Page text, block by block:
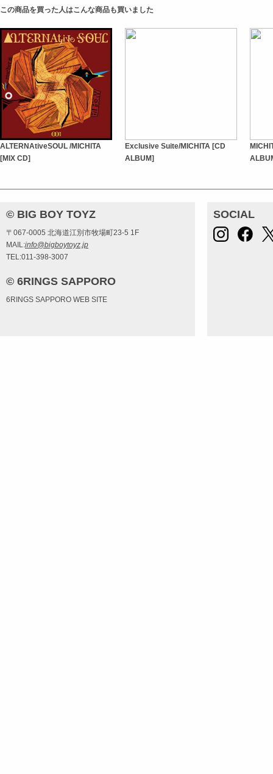
この商品を買った人はこんな商品も買いました
ALTERNAtiveSOUL /MICHITA
[MIX CD]
Exclusive Suite/MICHITA [CD
ALBUM]
© BIG BOY TOYZ
〒067-0005 北海道江別市牧場町23-5 1F
MAIL:info@bigboytoyz.jp
TEL:011-398-3007
© 6RINGS SAPPORO
6RINGS SAPPORO WEB SITE
SOCIAL